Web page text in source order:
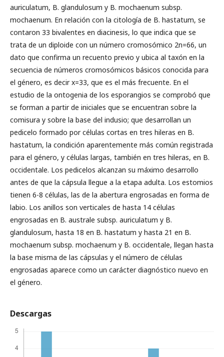
auriculatum, B. glandulosum y B. mochaenum subsp.
mochaenum. En relación con la citología de B. hastatum, se
contaron 33 bivalentes en diacinesis, lo que indica que se
trata de un diploide con un número cromosómico 2n=66, un
dato que confirma un recuento previo y ubica al taxón en la
secuencia de números cromosómicos básicos conocida para
el género, es decir x=33, que es el más frecuente. En el
estudio de la ontogenia de los esporangios se comprobó que
se forman a partir de iniciales que se encuentran sobre la
comisura y sobre la base del indusio; que desarrollan un
pedicelo formado por células cortas en tres hileras en B.
hastatum, la condición aparentemente más común registrada
para el género, y células largas, también en tres hileras, en B.
occidentale. Los pedicelos alcanzan su máximo desarrollo
antes de que la cápsula llegue a la etapa adulta. Los estomios
tienen 6-8 células, las de la abertura engrosadas en forma de
labio. Los anillos son verticales de hasta 14 células
engrosadas en B. australe subsp. auriculatum y B.
glandulosum, hasta 18 en B. hastatum y hasta 21 en B.
mochaenum subsp. mochaenum y B. occidentale, llegan hasta
la base misma de las cápsulas y el número de células
engrosadas aparece como un carácter diagnóstico nuevo en
el género.
Descargas